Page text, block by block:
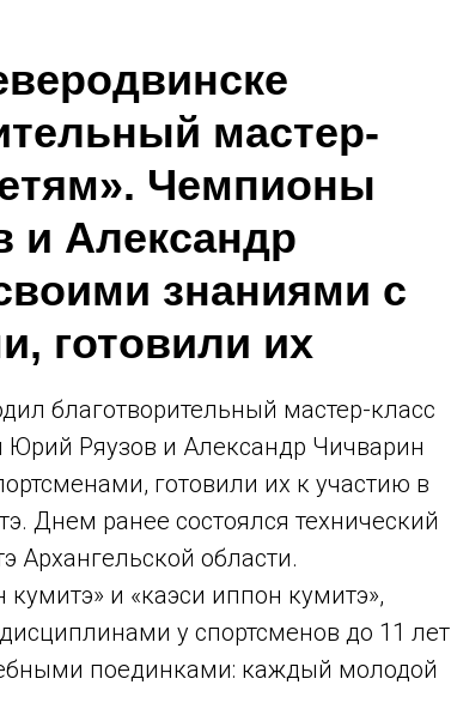
мастер-
Чемпионы
Александр
знаниями с
готовили их
благотворительный мастер-класс
Ряузов и Александр Чичварин
готовили их к участию в
Днем ранее состоялся технический
Архангельской области.
и «каэси иппон кумитэ»,
у спортсменов до 11 лет
поединками: каждый молодой